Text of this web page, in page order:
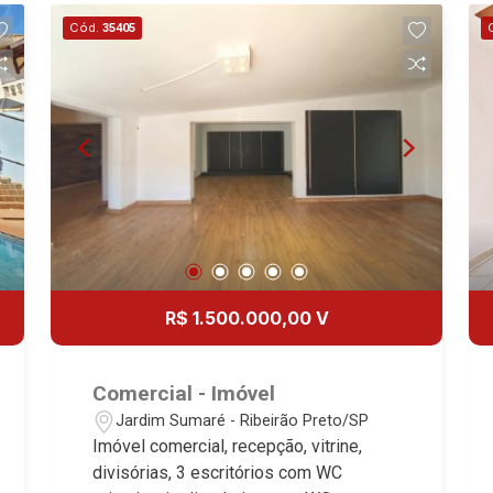
Cód. 35405
R$ 1.500.000,00 V
Comercial - Imóvel
Jardim Sumaré - Ribeirão Preto/SP
Imóvel comercial, recepção, vitrine,
divisórias, 3 escritórios com WC